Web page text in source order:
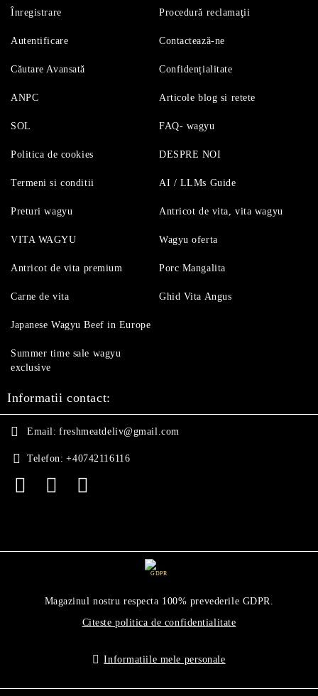
Înregistrare
Autentificare
Căutare Avansată
Procedură reclamaţii
Contactează-ne
Confidențialitate
ANPC
SOL
Politica de cookies
Termeni si conditii
Articole blog si retete
FAQ- wagyu
DESPRE NOI
AI / LLMs Guide
Preturi wagyu
VITA WAGYU
Antricot de vita premium
Carne de vita
Antricot de vita, vita wagyu
Wagyu oferta
Porc Mangalita
Ghid Vita Angus
Japanese Wagyu Beef in Europe
Summer time sale wagyu
exclusive
Informatii contact:
Email: freshmeatdeliv@gmail.com
Telefon: +40742116116
GDPR
Magazinul nostru respecta 100% prevederile GDPR.
Citeste politica de confidentialitate
Informatiile mele personale